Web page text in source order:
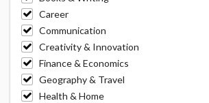
Career
Communication
Creativity & Innovation
Finance & Economics
Geography & Travel
Health & Home